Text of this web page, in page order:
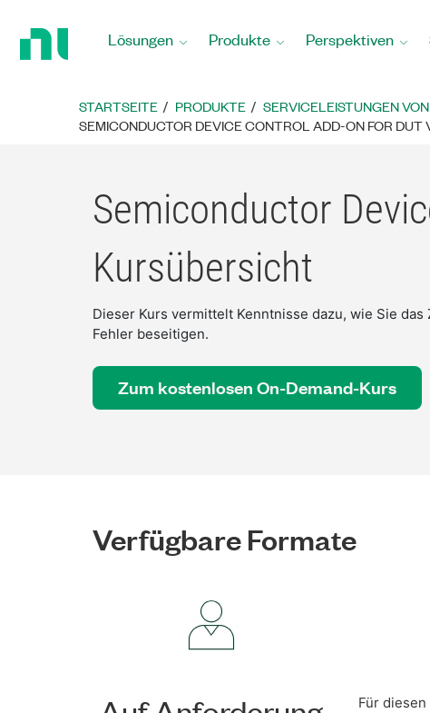
Startseite
Lösungen Produkte Perspektiven
STARTSEITE PRODUKTE SERVICELEISTUNGEN
SEMICONDUCTOR DEVICE CONTROL ADD-ON FOR DUT
Semiconductor
Kursübersicht
Dieser Kurs vermittelt Kenntnisse dazu, wie Sie
Fehler beseitigen.
Zum kostenlosen On-Demand-Kurs
Verfügbare Formate
Für